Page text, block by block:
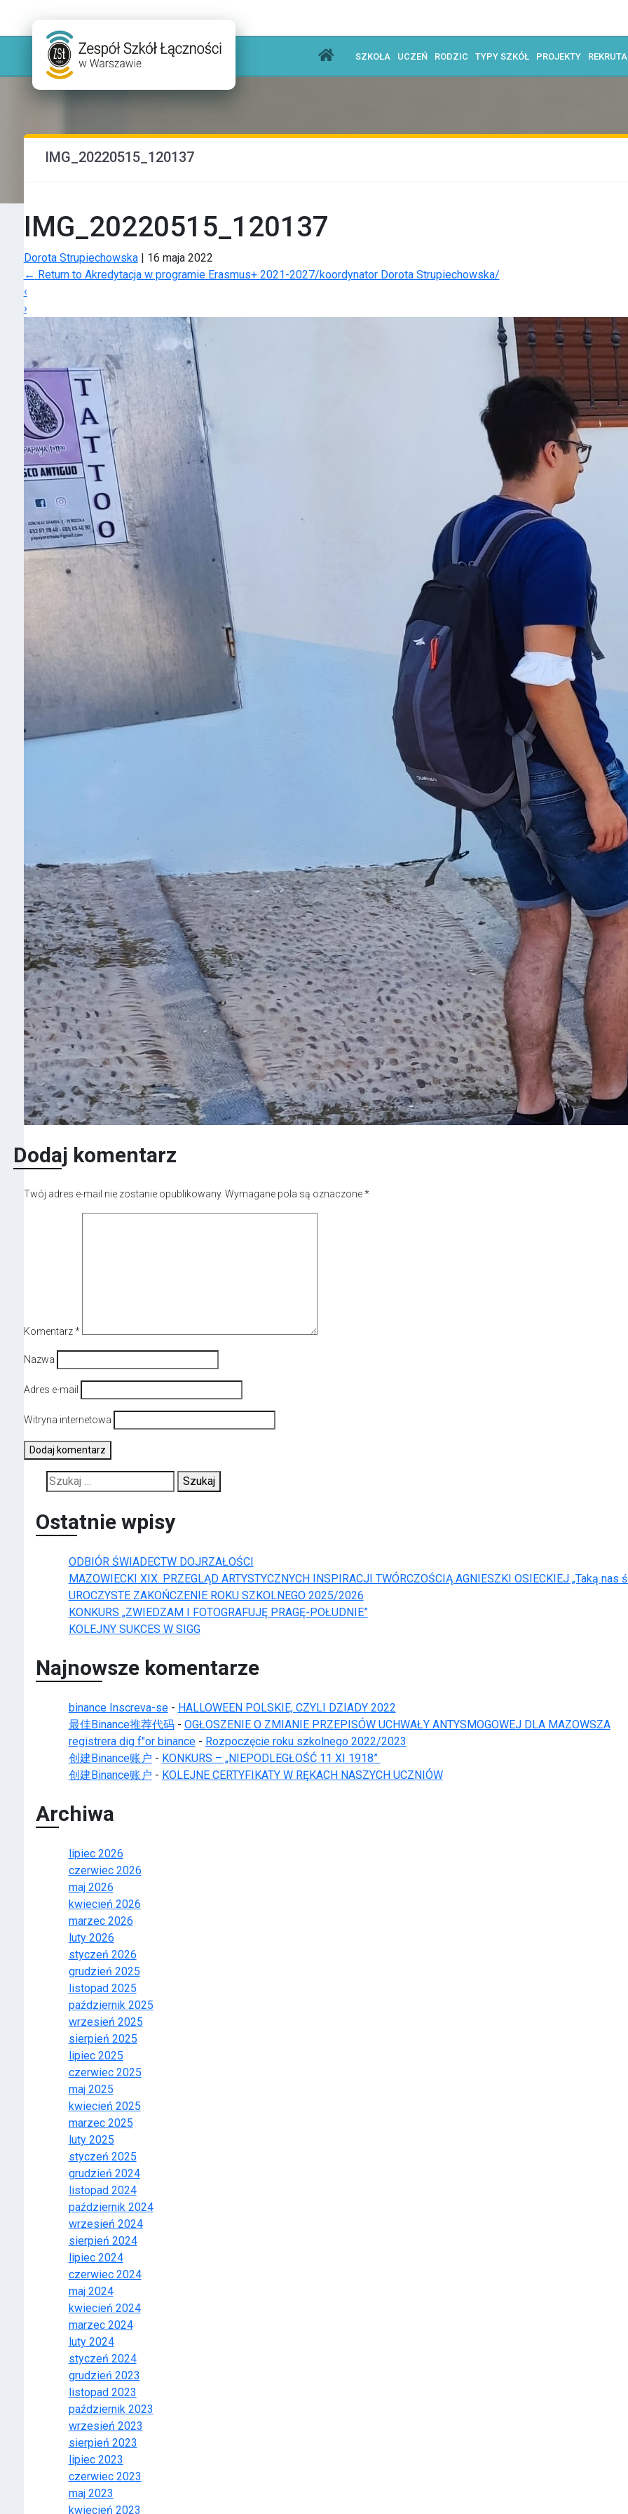
SZKOŁA UCZEŃ RODZIC TYPY SZKÓŁ PROJEKTY
IMG_20220515_120137
IMG_20220515_120137
Dorota Strupiechowska | 16 maja 2022
← Return to Akredytacja w programie Erasmus+ 2021-2027/koordynator Dorota Strupiechowska/
‹
›
Dodaj komentarz
Twój adres e-mail nie zostanie opublikowany. Wymagane pola są oznaczone*
Komentarz*
Nazwa
Adres e-mail
Witryna internetowa
Szukaj:
Ostatnie wpisy
ODBIÓR ŚWIADECTW DOJRZAŁOŚCI
MAZOWIECKI XIX. PRZEGLĄD ARTYSTYCZNYCH INSPIRACJI TWÓRCZOŚCIĄ AGNIESZKI OSIECKIEJ „Taką
UROCZYSTE ZAKOŃCZENIE ROKU SZKOLNEGO 2025/2026
KONKURS „ZWIEDZAM I FOTOGRAFUJĘ PRAGĘ-POŁUDNIE”
KOLEJNY SUKCES W SIGG
Najnowsze komentarze
binance Inscreva-se- HALLOWEEN POLSKIE, CZYLI DZIADY 2022
最佳Binance推荐代码- OGŁOSZENIE O ZMIANIE PRZEPISÓW UCHWAŁY ANTYSMOGOWEJ DLA MAZOWSZA
registrera dig f"or binance- Rozpoczęcie roku szkolnego 2022/2023
创建Binance账户 - KONKURS – „NIEPODLEGŁOŚĆ 11 XI 1918”
创建Binance账户 - KOLEJNE CERTYFIKATY W RĘKACH NASZYCH UCZNIÓW
Archiwa
lipiec 2026
czerwiec 2026
maj 2026
kwiecień 2026
marzec 2026
luty 2026
styczeń 2026
grudzień 2025
listopad 2025
październik 2025
wrzesień 2025
sierpień 2025
lipiec 2025
czerwiec 2025
maj 2025
kwiecień 2025
marzec 2025
luty 2025
styczeń 2025
grudzień 2024
listopad 2024
październik 2024
wrzesień 2024
sierpień 2024
lipiec 2024
czerwiec 2024
maj 2024
kwiecień 2024
marzec 2024
luty 2024
styczeń 2024
grudzień 2023
listopad 2023
październik 2023
wrzesień 2023
sierpień 2023
lipiec 2023
czerwiec 2023
maj 2023
kwiecień 2023